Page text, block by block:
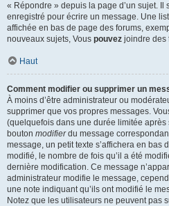
« Répondre » depuis la page d’un sujet. Il
enregistré pour écrire un message. Une
affichée en bas de page des forums,
nouveaux sujets, Vous pouvez joindre des
Haut
Comment modifier ou supprimer un
À moins d’être administrateur ou
supprimer que vos propres messages.
(quelquefois dans une durée limitée
bouton modifierdu message
message, un petit texte s’affichera en bas
modifié, le nombre de fois qu’il a été
dernière modification. Ce message
administrateur modifie le message,
une note indiquant qu’ils ont modifié le
Notez que les utilisateurs ne peuvent pas